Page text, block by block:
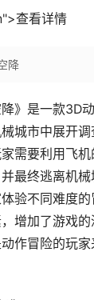
查看详情
降
降》是一款3D
城市中展开
需要利用飞
最终逃离机
验不同难度
增加了游戏
作冒险的玩